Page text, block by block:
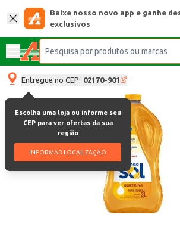
Baixe nosso novo app e ganhe
exclusivos
Entregue no CEP: 02170-901
Escolha uma loja ou informe seu
CEP para ver ofertas da sua
região
INFORMAR LOCALIZAÇÃO